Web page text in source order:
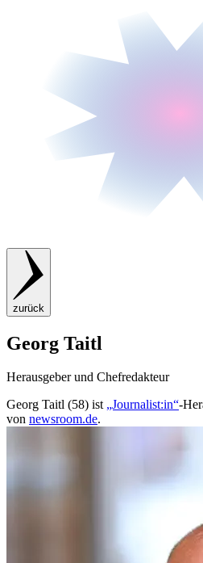
zurück
Georg Taitl
Herausgeber und Chefredakteur
Georg Taitl (58) ist „Journalist:in“-
von newsroom.de.